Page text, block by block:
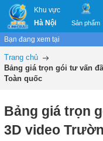
Khu vực
Hà Nội
Sản phẩm
Bạn đang xem tại
Trang chủ
Bảng giá trọn gói tư vấn
Toàn quốc
Bảng giá trọn
3D video